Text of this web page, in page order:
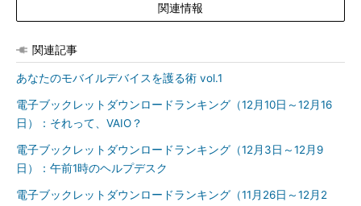
関連情報
関連記事
あなたのモバイルデバイスを護る術 vol.1
電子ブックレットダウンロードランキング（12月10日～12月16
日）：それって、VAIO？
電子ブックレットダウンロードランキング（12月3日～12月9
日）：午前1時のヘルプデスク
電子ブックレットダウンロードランキング（11月26日～12月2